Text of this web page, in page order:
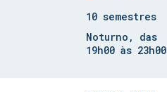
10 semestres
Noturno, das
19h00 às 23h00